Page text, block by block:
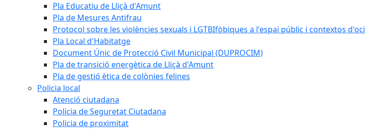
Pla Educatiu de Lliçà d'Amunt
Pla de Mesures Antifrau
Protocol sobre les violències sexuals i LGTBIfòbiques a l'espai públic i contextos d'oci
Pla Local d'Habitatge
Document Únic de Protecció Civil Municipal (DUPROCIM)
Pla de transició energètica de Lliçà d'Amunt
Pla de gestió ètica de colònies felines
Policia local
Atenció ciutadana
Policia de Seguretat Ciutadana
Policia de proximitat